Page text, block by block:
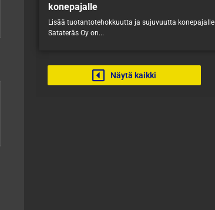
konepajalle
Lisää tuotantotehokkuutta ja sujuvuutta konepajalle
Satateräs Oy on...
Näytä kaikki